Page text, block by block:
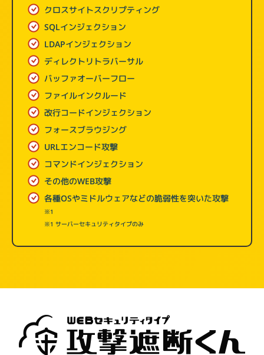
クロスサイトスクリプティング
SQLインジェクション
LDAPインジェクション
ディレクトリトラバーサル
バッファオーバーフロー
ファイルインクルード
改行コードインジェクション
フォースブラウジング
URLエンコード攻撃
コマンドインジェクション
その他のWEB攻撃
各種OSやミドルウェアなどの脆弱性を突いた攻撃
※1
※1 サーバーセキュリティタイプのみ